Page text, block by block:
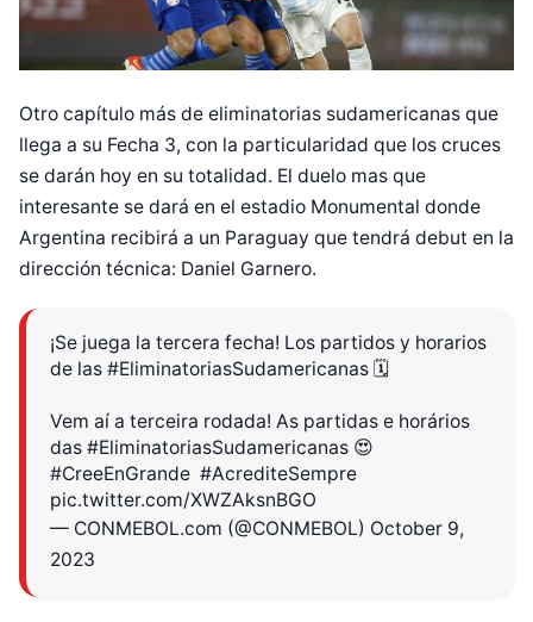
Otro capítulo más de eliminatorias sudamericanas que
llega a su Fecha 3, con la particularidad que los cruces
se darán hoy en su totalidad. El duelo mas que
interesante se dará en el estadio Monumental donde
Argentina recibirá a un Paraguay que tendrá debut en la
dirección técnica: Daniel Garnero.
¡Se juega la tercera fecha! Los partidos y horarios
de las #EliminatoriasSudamericanas 🗓️
Vem aí a terceira rodada! As partidas e horários
das #EliminatoriasSudamericanas 😍
#CreeEnGrande #AcrediteSempre
pic.twitter.com/XWZAksnBGO
— CONMEBOL.com (@CONMEBOL) October 9,
2023